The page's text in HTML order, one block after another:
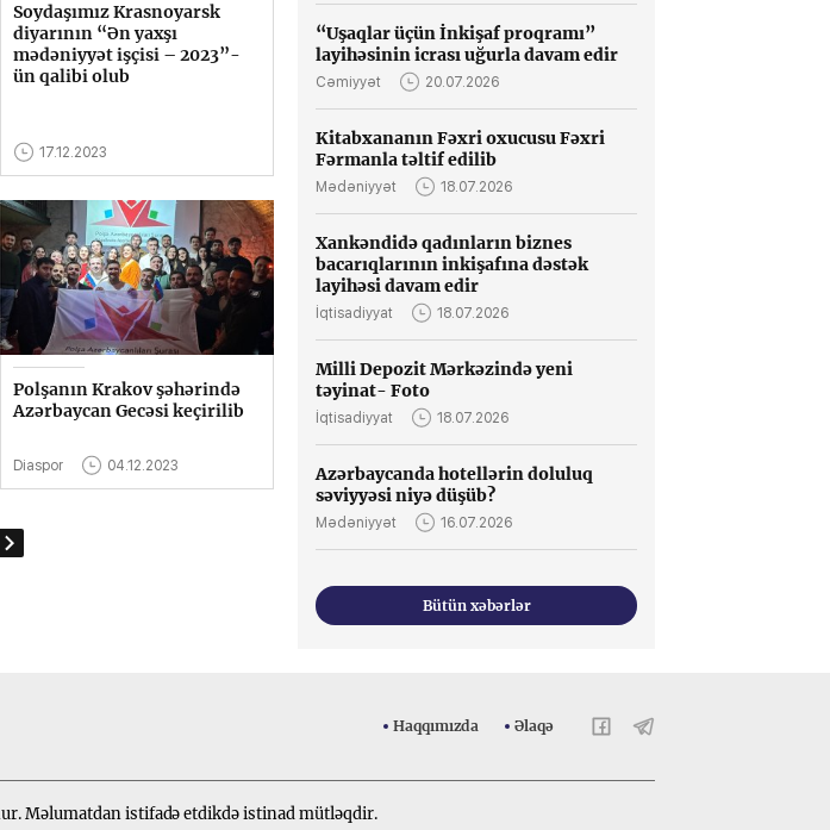
Soydaşımız Krasnoyarsk
diyarının “Ən yaxşı
mədəniyyət işçisi – 2023”-
ün qalibi olub
17.12.2023
Polşanın Krakov şəhərində
Azərbaycan Gecəsi keçirilib
Diaspor 04.12.2023
“Uşaqlar üçün İnkişaf proqramı”
layihəsinin icrası uğurla davam edir
Cəmiyyət 20.07.2026
Kitabxananın Fəxri oxucusu Fəxri
Fərmanla təltif edilib
Mədəniyyət 18.07.2026
Xankəndidə qadınların biznes
bacarıqlarının inkişafına dəstək
layihəsi davam edir
İqtisadiyyat 18.07.2026
Milli Depozit Mərkəzində yeni
təyinat- Foto
İqtisadiyyat 18.07.2026
Azərbaycanda hotellərin doluluq
səviyyəsi niyə düşüb?
Mədəniyyət 16.07.2026
Bütün xəbərlər
Haqqımızda Əlaqə
Məlumatdan istifadə etdikdə istinad mütləqdir.